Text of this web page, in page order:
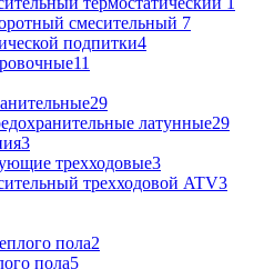
cмесительный 7
подпитки4
11
29
латунные29
3
трехходовые3
трехходовой ATV3
пола2
пола5